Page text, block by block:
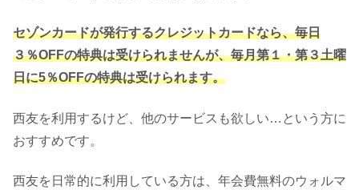
セゾンカードが発行するクレジットカードなら、毎日
３％OFFの特典は受けられませんが、毎月第１・第３土曜
日に5％OFFの特典は受けられます。
西友を利用するけど、他のサービスも欲しい…という方に
おすすめです。
西友を日常的に利用している方は、年会費無料のウォルマ